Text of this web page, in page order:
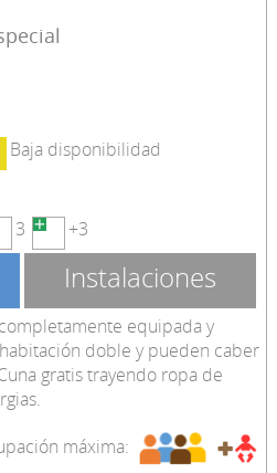
Baja disponibilidad
3 +3
Instalaciones
equipada y
doble y pueden caber
gratis trayendo ropa de
máxima: